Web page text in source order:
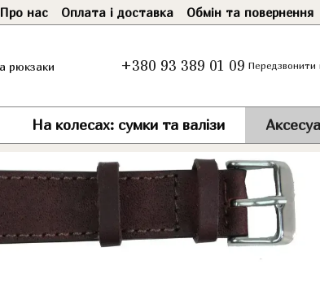
Про нас Оплата і доставка Обмін та повернення
+380 93 389 01 09 Передзвонити
На колесах: сумки та валізи